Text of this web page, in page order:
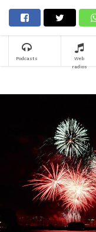
Podcasts
Web
radios